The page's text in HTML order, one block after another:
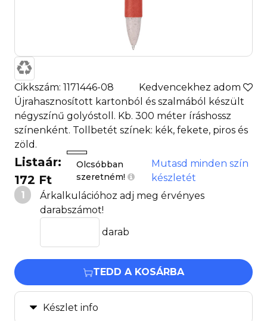
Cikkszám: 1171446-08
Kedvencekhez adom
Újrahasznosított kartonból és szalmából készült
négyszínű golyóstoll. Kb. 300 méter íráshossz
színenként. Tollbetét színek: kék, fekete, piros és
zöld.
Listaár:
172 Ft
Olcsóbban
szeretném!
Mutasd minden szín
készletét
1
Árkalkulációhoz adj meg érvényes
darabszámot!
darab
TEDD A KOSÁRBA
Készlet info